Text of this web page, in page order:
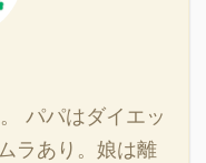
パパはダイエッ
ラあり。娘は離